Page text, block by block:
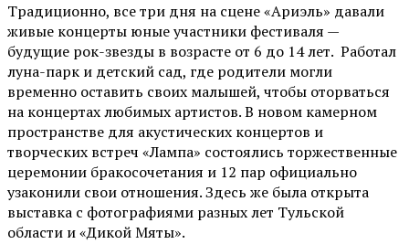
Традиционно, все три дня на сцене«Ариэль» давали
живые концерты юные участники фестиваля —
будущие рок-звезды в возрасте от 6 до 14 лет. Работал
луна-парк и детский сад, где родители могли
временно оставить своих малышей, чтобы оторваться
на концертах любимых артистов. В новом камерном
пространстве для акустических концертов и
творческих встреч «Лампа» состоялись торжественные
церемонии бракосочетания и 12 пар официально
узаконили свои отношения. Здесь же была открыта
выставка с фотографиями разных лет Тульской
области и «Дикой Мяты».